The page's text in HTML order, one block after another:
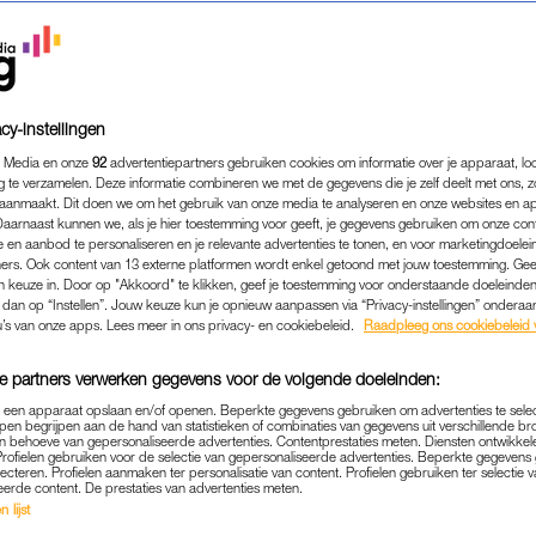
ZUELLEN WERDEN
VAN
IS NU VOORBIJ',
MEDIA|FRAGMENT GEMIST
17-06-2026 | MARTINE FINDHAMMER-SCHUT
dag veranderen de levens van Meddy en
instellingen
en onze 92 advertentiepartners gebruiken cookies om informatie over je apparaat,
te verzamelen. Deze informatie combineren we met de gegevens die je zelf deelt met ons,
Dit doen we om het gebruik van onze media te analyseren en onze websites en
kunnen we, als je hier toestemming voor geeft, je gegevens gebruiken om onze
en aanbod te personaliseren en je relevante advertenties te tonen, en voor
Ook content van 13 externe platformen wordt enkel getoond met jouw toestemming.
keuze in. Door op "Akkoord" te klikken, geef je toestemming voor onderstaande
op “Instellen”. Jouw keuze kun je opnieuw aanpassen via “Privacy-instellingen”
van onze apps. Lees meer in ons privacy- en cookiebeleid.
Raadpleeg ons cookiebeleid
partners verwerken gegevens voor de volgende doeleinden:
apparaat opslaan en/of openen. Beperkte gegevens gebruiken om advertenties te
begrijpen aan de hand van statistieken of combinaties van gegevens uit verschillende
behoeve van gepersonaliseerde advertenties. Contentprestaties meten. Diensten
gebruiken voor de selectie van gepersonaliseerde advertenties. Beperkte
Profielen aanmaken ter personalisatie van content. Profielen gebruiken ter selectie
content. De prestaties van advertenties meten.
lijst